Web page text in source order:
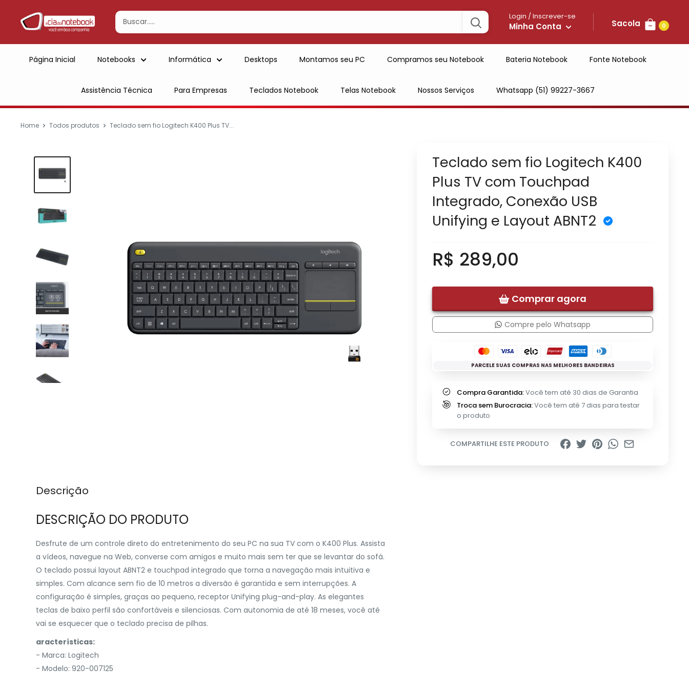
conteúdo
Login / Inscrever-se
Minha Conta Sacola 0
Página Inicial Notebooks Informática Desktops Montamos seu PC Compramos seu Notebook Bateria Notebook Fonte Notebook
Assistência Técnica Para Empresas Teclados Notebook Telas Notebook Nossos Serviços Whatsapp (51) 99227-3667
Home Todos produtos Teclado sem fio Logitech K400 Plus TV...
Teclado sem fio Logitech K400
Plus TV com Touchpad
Integrado, Conexão USB
Unifying e Layout ABNT2
R$ 289,00
Comprar agora
Compre pelo Whatsapp
PARCELE SUAS COMPRAS NAS MELHORES BANDEIRAS
Compra Garantida:Você tem até 30 dias de Garantia
Troca sem Burocracia:Você tem até 7 dias para testar
o produto
COMPARTILHE ESTE PRODUTO
Descrição
DESCRIÇÃO DO PRODUTO
Desfrute de um controle direto do entretenimento do seu PC na sua TV com o K400 Plus. Assista
a vídeos, navegue na Web, converse com amigos e muito mais sem ter que se levantar do sofá.
O teclado possui layout ABNT2 e touchpad integrado que torna a navegação mais intuitiva e
simples. Com alcance sem fio de 10 metros a diversão é garantida e sem interrupções. A
configuração é simples, graças ao pequeno, receptor Unifying plug-and-play. As elegantes
teclas de baixo perfil são confortáveis e silenciosas. Com autonomia de até 18 meses, você até
vai se esquecer que o teclado precisa de pilhas.
aracterísticas:
- Marca: Logitech
- Modelo: 920-007125